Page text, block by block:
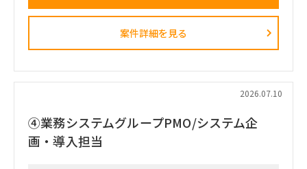
LLMのみで判断するのではなく、ルールベースロジックやパタ
る確認を適切に挟むハイブリッド型の仕組みを構築していただ
きます。
■主な業務内容
・ファイアウォール設定ファイルの解析・レビュー
・ネットワーク構成、ポリシー、ACL、セグメンテーションの
・LLMとルールベースロジックを組み合わせた判定ロジックの
設計
・複数ネットワーク機器を横断した構成比較・不整合検知
案件詳細を見る
2026.07.10
④業務システムグループPMO/システム企
画・導入担当